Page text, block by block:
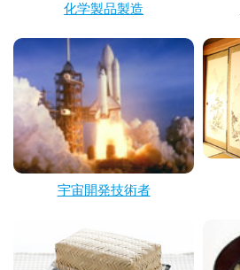
化学製品製造
宇宙開発技術者